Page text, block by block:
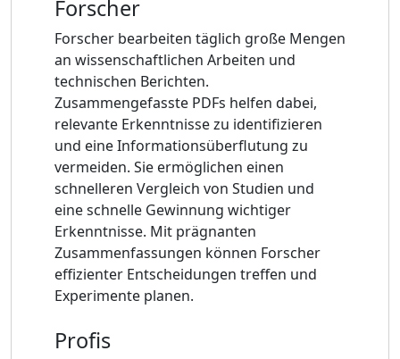
Forscher
Forscher bearbeiten täglich große Mengen
an wissenschaftlichen Arbeiten und
technischen Berichten.
Zusammengefasste PDFs helfen dabei,
relevante Erkenntnisse zu identifizieren
und eine Informationsüberflutung zu
vermeiden. Sie ermöglichen einen
schnelleren Vergleich von Studien und
eine schnelle Gewinnung wichtiger
Erkenntnisse. Mit prägnanten
Zusammenfassungen können Forscher
effizienter Entscheidungen treffen und
Experimente planen.
Profis